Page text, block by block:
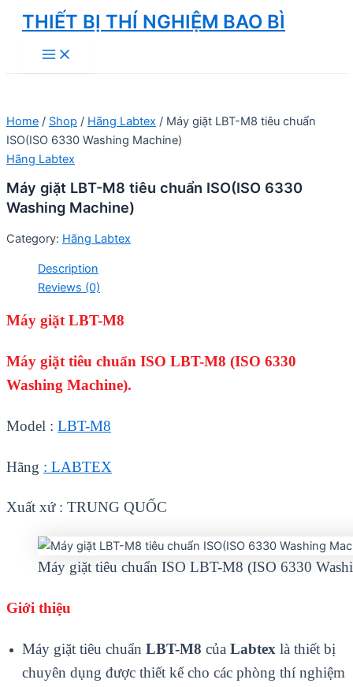
Skip
content
THIẾT BỊ THÍ NGHIỆM BAO BÌ
Main
Menu
Home / Shop / Hãng Labtex / Máy giặt LBT-M8 tiêu chuẩn
ISO(ISO 6330 Washing Machine)
Hãng Labtex
Máy giặt LBT-M8 tiêu chuẩn ISO(ISO 6330
Washing Machine)
Category: Hãng Labtex
Description
Reviews (0)
Máy giặt LBT-M8
Máy giặt tiêu chuẩn ISO LBT-M8 (ISO 6330
Washing Machine).
Model : LBT-M8
Hãng : LABTEX
Xuất xứ : TRUNG QUỐC
Máy giặt tiêu chuẩn ISO LBT-M8 (ISO 6330
Giới thiệu
Máy giặt tiêu chuẩn LBT-M8 của Labtex là thiết bị
chuyên dụng được thiết kế cho các phòng thí nghiệm